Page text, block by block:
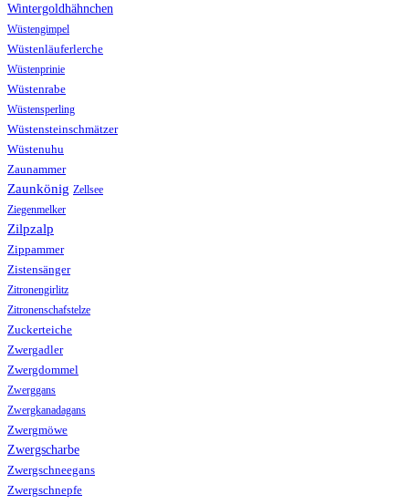
Wintergoldhähnchen
Wüstengimpel
Wüstenläuferlerche
Wüstenprinie
Wüstenrabe
Wüstensperling
Wüstensteinschmätzer
Wüstenuhu
Zaunammer
Zaunkönig Zellsee
Ziegenmelker
Zilpzalp
Zippammer
Zistensänger
Zitronengirlitz
Zitronenschafstelze
Zuckerteiche
Zwergadler
Zwergdommel
Zwerggans
Zwergkanadagans
Zwergmöwe
Zwergscharbe
Zwergschneegans
Zwergschnepfe